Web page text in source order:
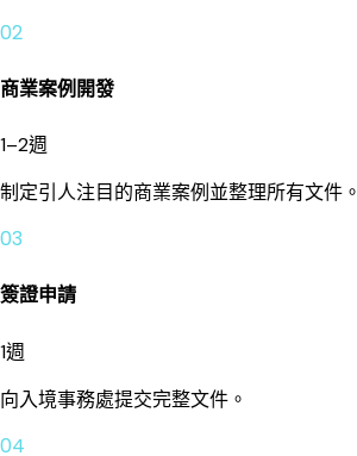
02
商業案例開發
1–2週
制定引人注目的商業案例並整理所有文件。
03
簽證申請
1週
向入境事務處提交完整文件。
04